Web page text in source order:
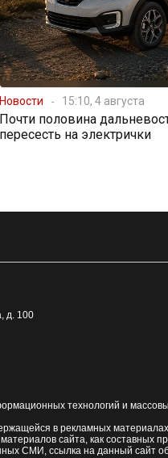
Новости 15:10, 4 августа
Почти половина
пересесть на электрички
д. 100
технологий и
в рекламных материалах
сайта, как составных
СМИ, ссылка на данный сайт